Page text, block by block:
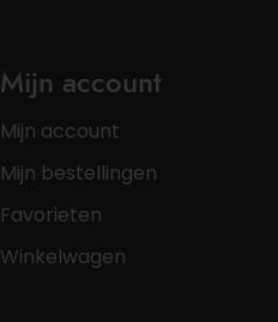
Mijn account
Mijn account
Mijn bestellingen
Favorieten
Winkelwagen